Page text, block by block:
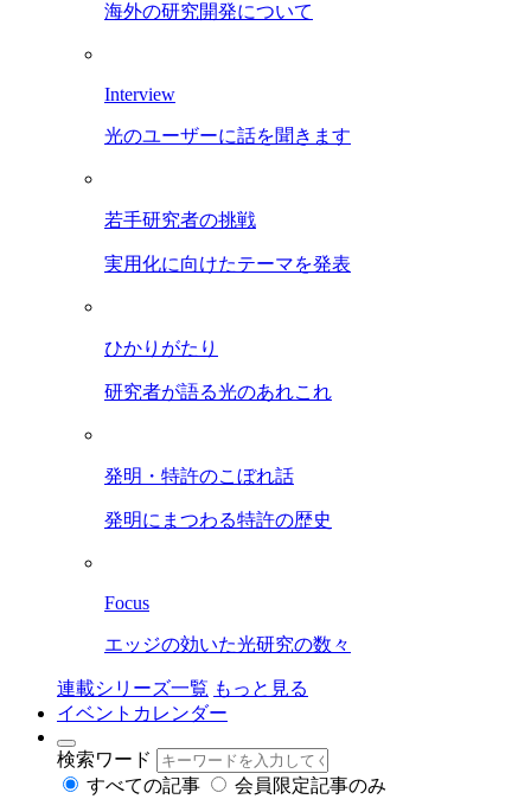
海外の研究開発について
Interview
光のユーザーに話を聞きます
若手研究者の挑戦
実用化に向けたテーマを発表
ひかりがたり
研究者が語る光のあれこれ
発明・特許のこぼれ話
発明にまつわる特許の歴史
Focus
エッジの効いた光研究の数々
連載シリーズ一覧 もっと見る
イベントカレンダー
検索ワード
すべての記事
会員限定記事のみ